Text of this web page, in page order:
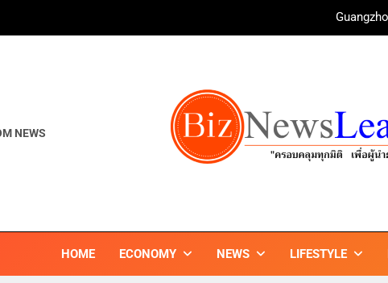
AirAsia X SEE FAH พันธมิตรทางธุรกิจยาวนา
บ้านหนองสองห้องจัดใหญ่ “แห่เทียนพรรษา
AirAsia X SEE FAH พันธมิตรทางธุรกิจยาวนาน
NEWS
HOME ECONOMY NEWS LIFESTYLE